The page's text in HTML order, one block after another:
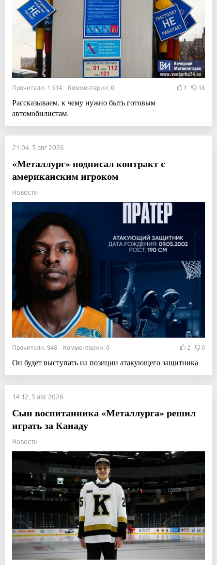
Прочитали: 1 514 Комментарии: 0 1 18
Рассказываем, к чему нужно быть готовым
автомобилистам.
21:04, 5 авг 2026
«Металлург» подписал контракт с
американским игроком
Новости
Прочитали: 948 Комментарии: 0 2 0
Он будет выступать на позиции атакующего защитника
14:12, 5 авг 2026
Сын воспитанника «Металлурга» решил
играть за Канаду
Новости